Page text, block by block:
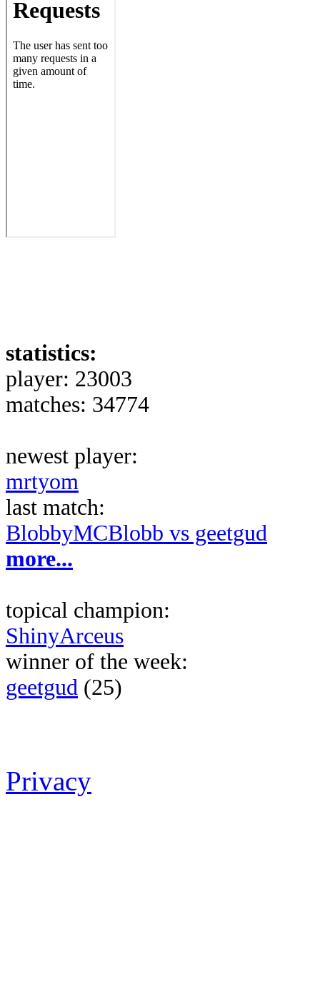
statistics:
player: 23003
matches: 34774
newest player:
mrtyom
last match:
BlobbyMCBlobb vs geetgud
more...
topical champion:
ShinyArceus
winner of the week:
geetgud (25)
Privacy